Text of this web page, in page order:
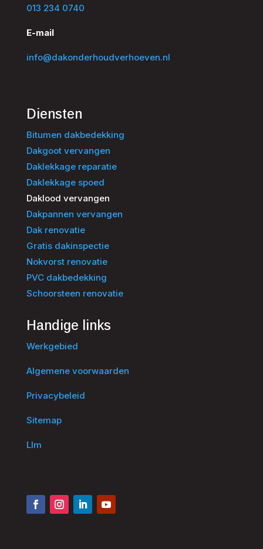
013 234 0740
E-mail
info@dakonderhoudverhoeven.nl
Diensten
Bitumen dakbedekking
Dakgoot vervangen
Daklekkage reparatie
Daklekkage spoed
Daklood vervangen
Dakpannen vervangen
Dak renovatie
Gratis dakinspectie
Nokvorst renovatie
PVC dakbedekking
Schoorsteen renovatie
Handige links
Werkgebied
Algemene voorwaarden
Privacybeleid
Sitemap
Llm